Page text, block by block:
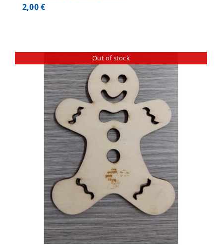
2,00€
Out of stock